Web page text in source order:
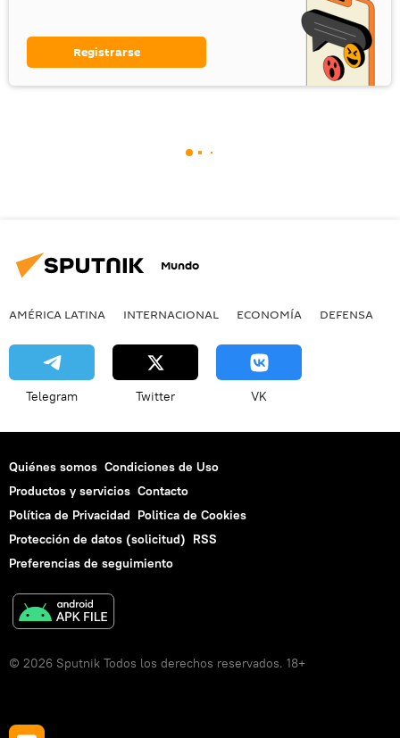
Registrarse
Mundo
AMÉRICA LATINA INTERNACIONAL ECONOMÍA DEFENSA
Telegram Twitter VK
Quiénes somos Condiciones de Uso
Productos y servicios Contacto
Política de Privacidad Politica de Cookies
Protección de datos (solicitud) RSS
Preferencias de seguimiento
© 2026 Sputnik Todos los derechos reservados. 18+